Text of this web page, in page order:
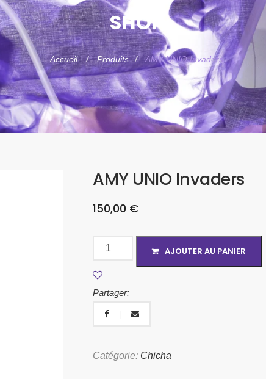
SHOP
Accueil Produits AMY UNIO Invaders
AMY UNIO Invaders
150,00 €
AJOUTER AU PANIER
Partager:
Catégorie: Chicha